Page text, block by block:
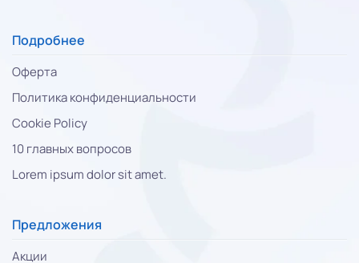
Подробнее
Оферта
Политика конфиденциальности
Cookie Policy
10 главных вопросов
Lorem ipsum dolor sit amet.
Предложения
Акции